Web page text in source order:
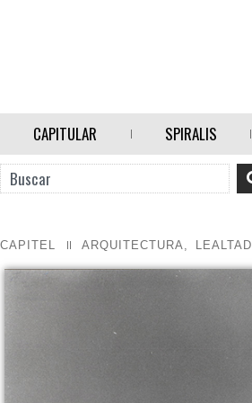
CAPITULAR SPIRALIS
CAPITEL ARQUITECTURA, LEALTAD